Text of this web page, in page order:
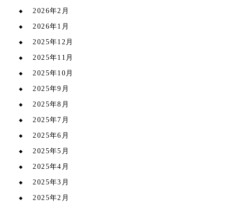
2026年2月
2026年1月
2025年12月
2025年11月
2025年10月
2025年9月
2025年8月
2025年7月
2025年6月
2025年5月
2025年4月
2025年3月
2025年2月